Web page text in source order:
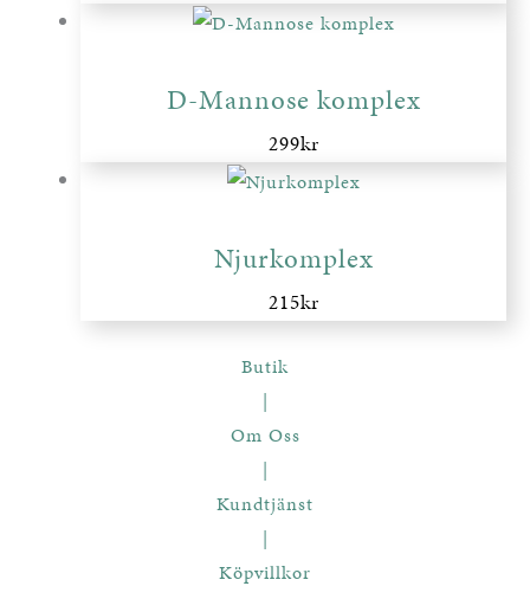
D-Mannose komplex
299kr
Njurkomplex
215kr
Butik
|
Om Oss
|
Kundtjänst
|
Köpvillkor